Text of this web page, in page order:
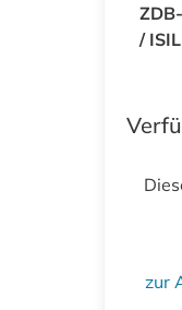
/ ISIL
zur